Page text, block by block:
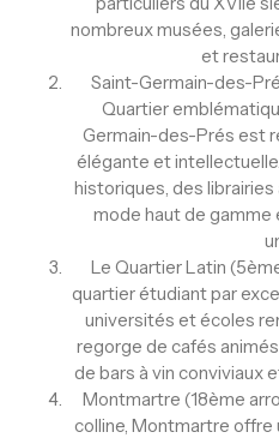
nombreux musées,
et
Saint-Germain-des-
Quartier
Germain-des-Prés est
élégante et
historiques, des
mode haut de gamme
Le Quartier Latin
quartier étudiant par
universités et écoles
regorge de cafés
de bars à vin conviviaux
Montmartre (18ème
colline, Montmartre